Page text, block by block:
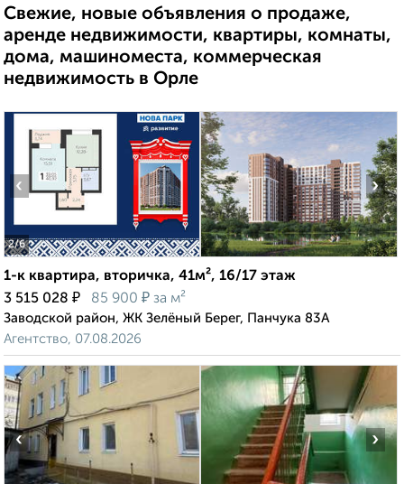
Свежие, новые объявления о продаже,
аренде недвижимости, квартиры, комнаты,
дома, машиноместа, коммерческая
недвижимость в Орле
2/6
‹ ›
1-к квартира, вторичка, 41м², 16/17 этаж
3 515 028 ₽ 85 900 ₽ за м²
Заводской район, ЖК Зелёный Берег, Панчука 83А
Агентство, 07.08.2026
‹ ›